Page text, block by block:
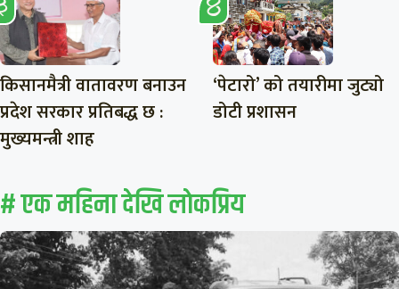
किसानमैत्री वातावरण बनाउन
प्रदेश सरकार प्रतिबद्ध छ :
मुख्यमन्त्री शाह
‘पेटारो’ को तयारीमा जुट्यो
डोटी प्रशासन
# एक महिना देखि लाेकप्रिय